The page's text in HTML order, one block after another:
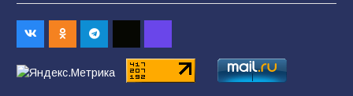
«Пургу нести — не поля переходить»: почему
заявления о мобилизации — это
пропагандистский вброс
01.08.2026